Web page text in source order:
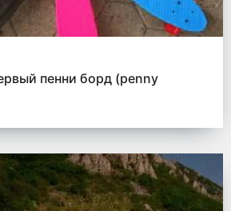
пенни борд (penny